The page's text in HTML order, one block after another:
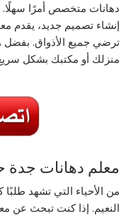
دهانات متخصص أمرًا سهلًا.
إنشاء تصميم جديد، يقدم
ترضي جميع الأذواق.
منزلك أو مكتبك بشكل
معلم دهانات جدة
من الأحياء التي تشهد
النعيم. إذا كنت تبحث عن